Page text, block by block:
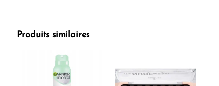
Produits similaires